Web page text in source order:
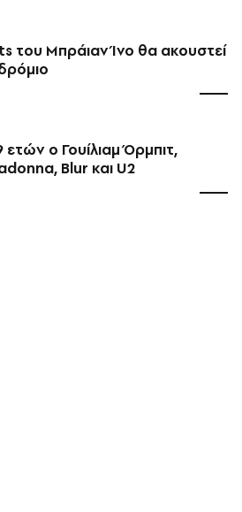
του Μπράιαν Ίνο θα ακουστεί
ετών ο Γουίλιαμ Όρμπιτ,
Blur και U2